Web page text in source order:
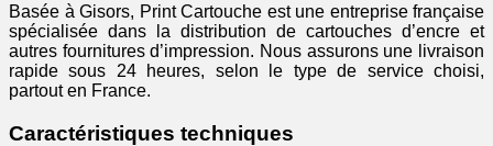
Basée à Gisors, Print Cartouche est une entreprise française
spécialisée dans la distribution de cartouches d’encre et
autres fournitures d’impression. Nous assurons une livraison
rapide sous 24 heures, selon le type de service choisi,
partout en France.
Caractéristiques techniques